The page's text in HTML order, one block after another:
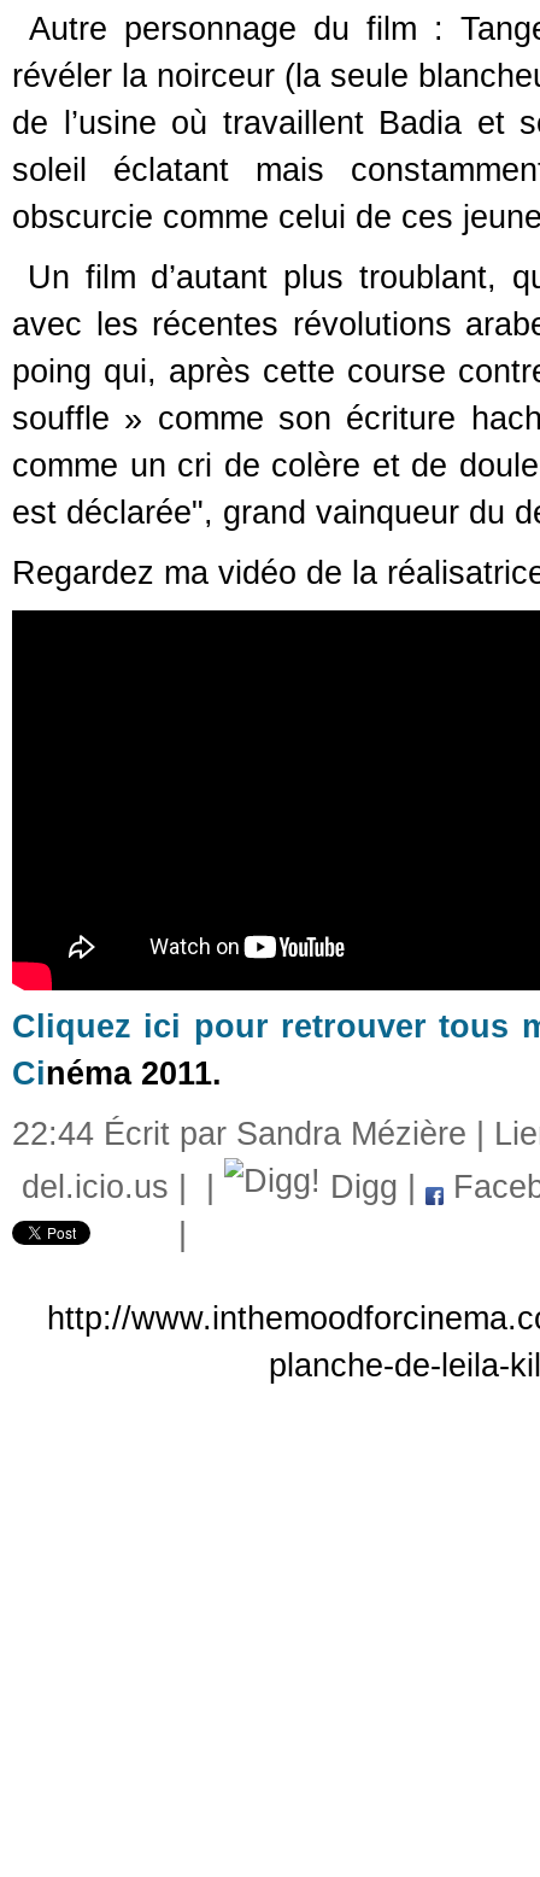
Autre personnage du film :
révéler la noirceur (la seule
de l’usine où travaillent Badia et
soleil éclatant mais
obscurcie comme celui de ces
Un film d’autant plus troublant,
avec les récentes révolutions
poing qui, après cette course
souffle » comme son écriture
comme un cri de colère et de
est déclarée", grand vainqueur du
Regardez ma vidéo de la
Cliquez ici pour retrouver tous
Cinéma 2011.
22:44 Écrit par Sandra Mézière |
del.icio.us
Digg
http://
planche-de-leila-